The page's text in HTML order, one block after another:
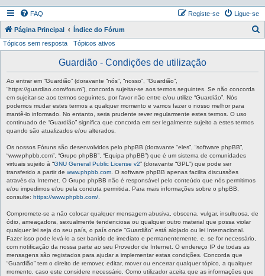
FAQ Ligue-se
Registe-se
Página Principal Índice do Fórum
Tópicos sem resposta Tópicos ativos
Guardião - Condições de utilização
Ao entrar em “Guardião” (doravante “nós”, “nosso”, “Guardião”,
“https://guardiao.com/forum”), concorda sujeitar-se aos termos seguintes. Se não concorda
em sujeitar-se aos termos seguintes, por favor não entre e/ou utilize “Guardião”. Nós
podemos mudar estes termos a qualquer momento e vamos fazer o nosso melhor para
mantê-lo informado. No entanto, seria prudente rever regularmente estes termos. O uso
continuado de “Guardião” significa que concorda em ser legalmente sujeito a estes termos
quando são atualizados e/ou alterados.
Os nossos Fóruns são desenvolvidos pelo phpBB (doravante “eles”, “software phpBB”,
“www.phpbb.com”, “Grupo phpBB”, “Equipa phpBB”) que é um sistema de comunidades
virtuais sujeito à “GNU General Public License v2” (doravante “GPL”) que pode ser
transferido a partir de www.phpbb.com . O software phpBB apenas facilita discussões
através da Internet. O Grupo phpBB não é responsável pelo conteúdo que nós permitimos
e/ou impedimos e/ou pela conduta permitida. Para mais informações sobre o phpBB,
consulte: https://www.phpbb.com/
Compromete-se a não colocar qualquer mensagem abusiva, obscena, vulgar, insultuosa, de
ódio, ameaçadora, sexualmente tendenciosa ou qualquer outro material que possa violar
qualquer lei seja do seu país, o país onde “Guardião” está alojado ou lei Internacional.
Fazer isso pode levá-lo a ser banido de imediato e permanentemente, e, se for necessário,
com notificação da nossa parte ao seu Provedor de Internet. O endereço IP de todas as
mensagens são registados para ajudar a implementar estas condições. Concorda que
“Guardião” tem o direito de remover, editar, mover ou encerrar qualquer tópico, a qualquer
momento, caso este considere necessário. Como utilizador aceita que as informações que